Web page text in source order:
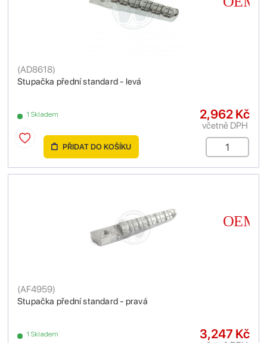
Stupačka přední standard - levá
(AD8618)
1 Skladem 2,962 Kč
včetně DPH
PŘIDAT DO KOŠÍKU
Stupačka přední standard - pravá
(AF4959)
1 Skladem 3,247 Kč